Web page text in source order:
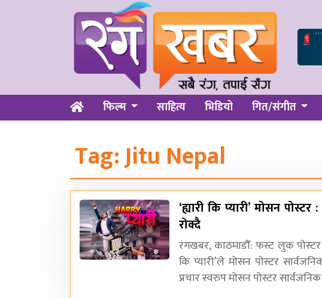
फिल्म साहित्य भिडियो गित/संगीत
Tag:Jitu Nepal
‘ह्यारी कि प्यारी’ मोसन
रोक्दै
रंगखबर, काठमाडौँ: फस्ट लुक पोस्टर
कि प्यारी’ले मोसन पोस्टर
प्रचार स्वरुप मोसन पोस्टर